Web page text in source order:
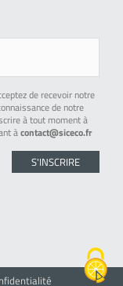
de recevoir notre
de notre
à tout moment à
àcontact@siceco.fr